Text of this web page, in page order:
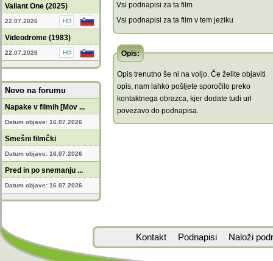
Valiant One (2025)
22.07.2026
Videodrome (1983)
22.07.2026
Novo na forumu
Napake v filmih [Mov ...
Datum objave: 16.07.2026
Smešni filmčki
Datum objave: 16.07.2026
Pred in po snemanju ...
Datum objave: 16.07.2026
Vsi podnapisi za ta film
Vsi podnapisi za ta film v tem jeziku
Opis:
Opis trenutno še ni na voljo. Če želite objaviti
opis, nam lahko pošljete sporočilo preko
kontaktnega obrazca, kjer dodate tudi url
povezavo do podnapisa.
Kontakt Podnapisi Naloži